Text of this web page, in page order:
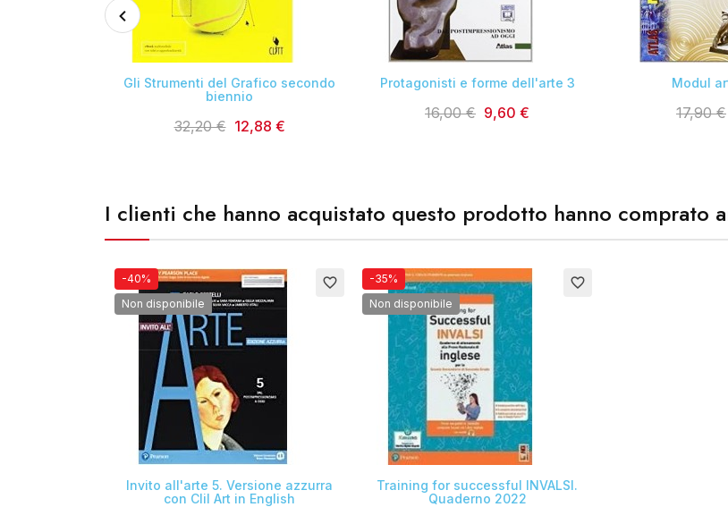

Gli Strumenti del Grafico secondo
biennio
32,20 € 12,88 €

Protagonisti e forme dell'arte 3
16,00 € 9,60 €
Modul
17,90 €
I clienti che hanno acquistato questo prodotto hanno comprato
favorite_border
-40%
Non disponibile

Invito all'arte 5. Versione azzurra
con Clil Art in English
favorite_border
-35%
Non disponibile

Training for successful INVALSI.
Quaderno 2022